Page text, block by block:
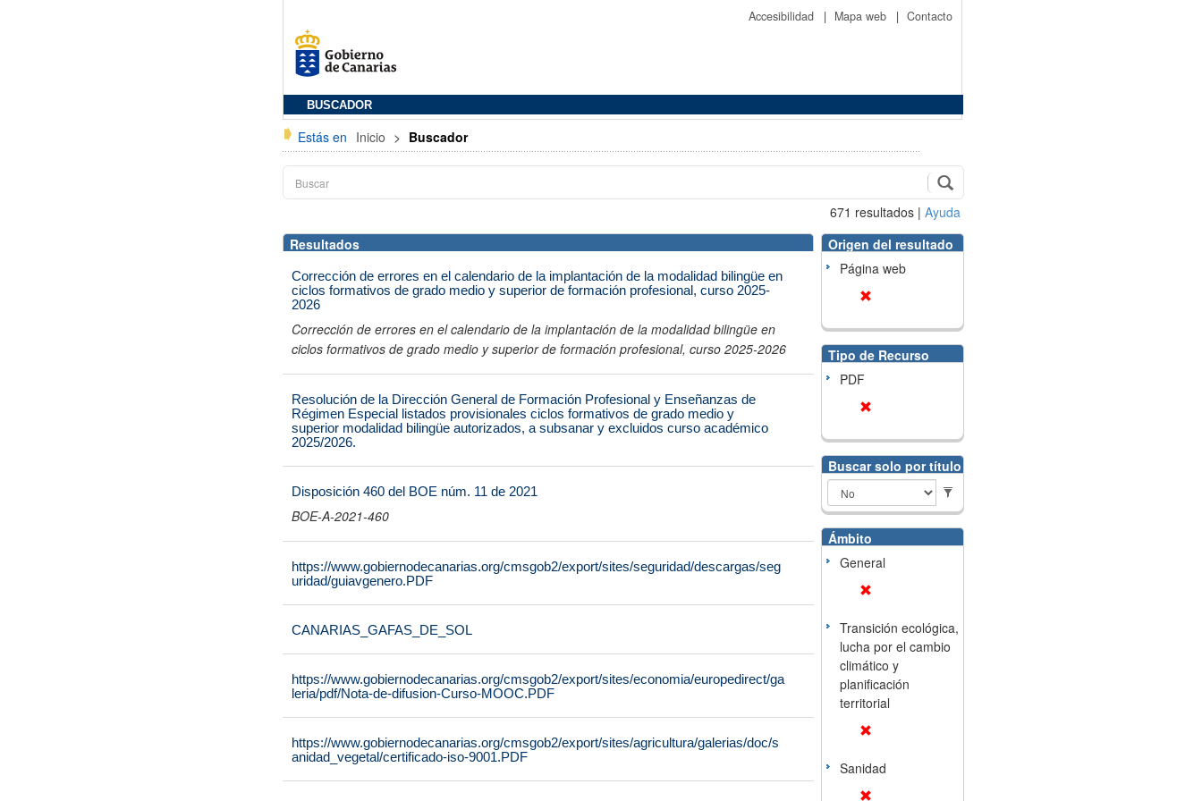
Accesibilidad | Mapa web | Contacto
BUSCADOR
Estás en Inicio > Buscador
671 resultados | Ayuda
Resultados
Corrección de errores en el calendario de la implantación de la modalidad bilingüe en
ciclos formativos de grado medio y superior de formación profesional, curso 2025-
2026
Corrección de errores en el calendario de la implantación de la modalidad bilingüe en
ciclos formativos de grado medio y superior de formación profesional, curso 2025-2026
Resolución de la Dirección General de Formación Profesional y Enseñanzas de
Régimen Especial listados provisionales ciclos formativos de grado medio y
superior modalidad bilingüe autorizados, a subsanar y excluidos curso académico
2025/2026.
Disposición 460 del BOE núm. 11 de 2021
BOE-A-2021-460
https://www.gobiernodecanarias.org/cmsgob2/export/sites/seguridad/descargas/seg
uridad/guiavgenero.PDF
CANARIAS_GAFAS_DE_SOL
https://www.gobiernodecanarias.org/cmsgob2/export/sites/economia/europedirect/ga
leria/pdf/Nota-de-difusion-Curso-MOOC.PDF
https://www.gobiernodecanarias.org/cmsgob2/export/sites/agricultura/galerias/doc/s
anidad_vegetal/certificado-iso-9001.PDF
Origen del resultado
Página web
Tipo de Recurso
PDF
Buscar solo por título
Ámbito
General
Transición ecológica,
lucha por el cambio
climático y
planificación
territorial
Sanidad